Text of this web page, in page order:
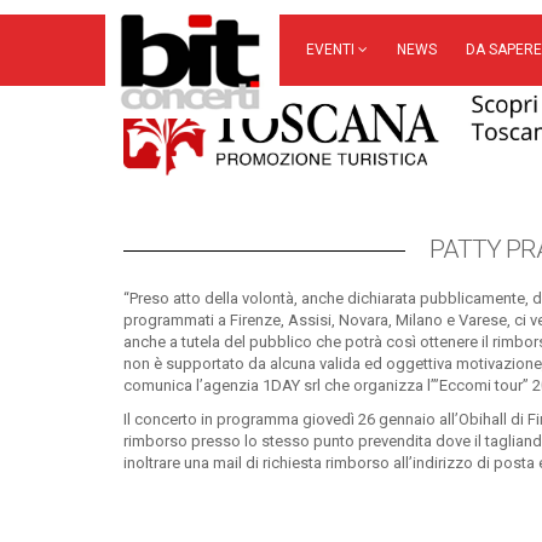
EVENTI NEWS DA SAPERE
PATTY
“Preso atto della volontà, anche dichiarata
programmati a Firenze, Assisi, Novara, Milano e Varese,
anche a tutela del pubblico che potrà così ottenere il
non è supportato da alcuna valida ed oggettiva
comunica l’agenzia 1DAY srl che organizza l’”Eccomi tour”
Il concerto in programma giovedì 26 gennaio all’Obihall di
rimborso presso lo stesso punto prevendita dove il
inoltrare una mail di richiesta rimborso all’indirizzo di